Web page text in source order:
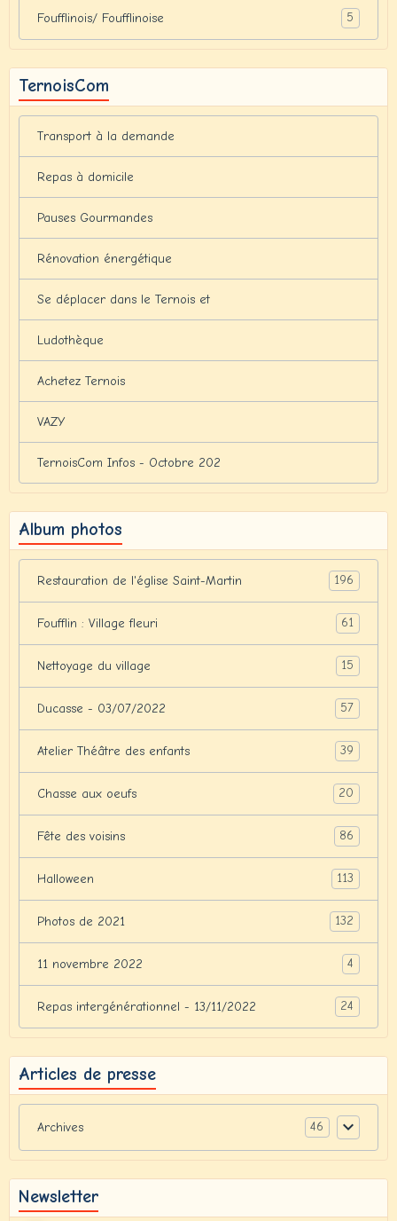
Foufflinois/ Foufflinoise 5
TernoisCom
Transport à la demande
Repas à domicile
Pauses Gourmandes
Rénovation énergétique
Se déplacer dans le Ternois et
Ludothèque
Achetez Ternois
VAZY
TernoisCom Infos - Octobre 202
Album photos
Restauration de l'église Saint-Martin 196
Foufflin : Village fleuri 61
Nettoyage du village 15
Ducasse - 03/07/2022 57
Atelier Théâtre des enfants 39
Chasse aux oeufs 20
Fête des voisins 86
Halloween 113
Photos de 2021 132
11 novembre 2022 4
Repas intergénérationnel - 13/11/2022 24
Articles de presse
Archives 46
Newsletter